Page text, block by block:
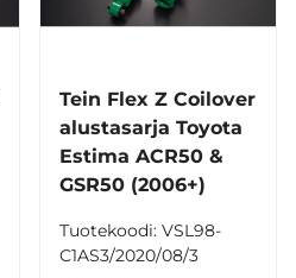
Tein Flex Z Coilover
alustasarja Toyota
Estima ACR50 &
GSR50 (2006+)
Tuotekoodi: VSL98-
C1AS3/2020/08/3